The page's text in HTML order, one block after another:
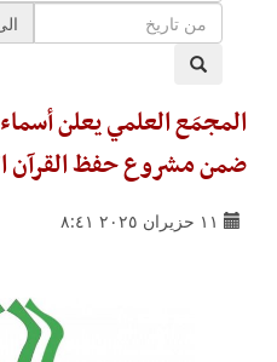
المجمَع العلمي يعلن أسماء
ضمن مشروع حفظ القرآن
١١ حزيران ٢٠٢٥ ٨:٤١